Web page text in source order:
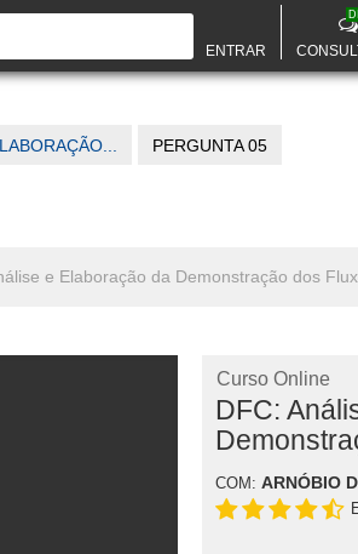
ENTRAR
PERGUNTA 05
e Elaboração da Demonstração dos
Curso Online
DFC:
COM: ARNÓBIO